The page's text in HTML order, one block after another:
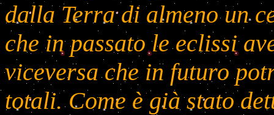
dalla Terra di almeno un
che in passato le eclissi
viceversa che in futuro
totali. Come è già stato